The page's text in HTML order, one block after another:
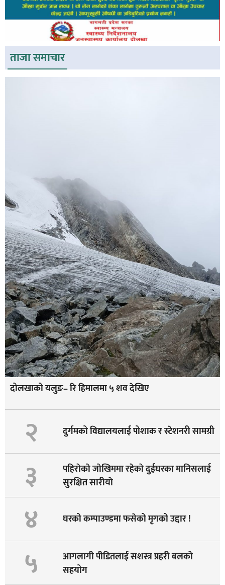
ताजा समाचार
दोलखाको यलुङ– रि हिमालमा ५ शव देखिए
२ दुर्गमको विद्यालयलाई पोशाक र स्टेशनरी सामग्री
३
पहिराेकाे जाेखिममा रहेकाे दुईघरका मानिसलाई
सुरक्षित सारीयाे
४ घरको कम्पाउण्डमा फसेको मृगको उद्दार !
५
आगलागी पीडितलाई सशस्त्र प्रहरी बलको
सहयोग